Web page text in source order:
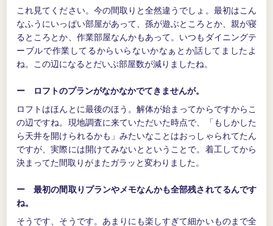
これ見てください。今の間取りと全然違うでしょ。最初はこん
なふうにいっぱい部屋があって、孫が遊ぶところとか、親が寝
るところとか、作業部屋なんかもあって。いつもダイニングテ
ーブルで作業してるからいらないかなぁとか話してましたよ
ね。この辺になるとだいぶ部屋数が減りましたね。
ー ロフトのプランがなかなかでてきませんが。
ロフトはほんとに最後のほう。解体が始まってからですからこ
の辺ですね。現地調査に来ていただいた時点で、「もしかした
ら天井を開けられるかも」みたいなことはおっしゃられてたん
ですが、実際には開けてみないとということで。着工してから
決まってた間取りがまたガラッと変わりました。
ー 最初の間取りプランやメモなんかも全部残されてるんです
ね。
そうです、そうです。あまりにも楽しすぎて細かいものまで全